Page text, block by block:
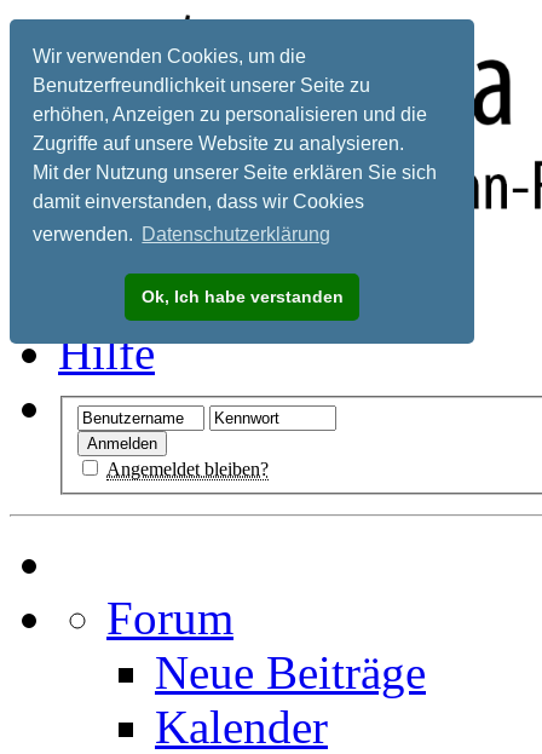
Wir verwenden Cookies, um die
Benutzerfreundlichkeit unserer Seite zu
erhöhen, Anzeigen zu personalisieren und die
Zugriffe auf unsere Website zu analysieren.
Mit der Nutzung unserer Seite erklären Sie sich
damit einverstanden, dass wir Cookies
verwenden. Datenschutzerklärung
Ok, Ich habe verstanden
Registrieren
Hilfe
Angemeldet bleiben?
Forum
Neue Beiträge
Kalender